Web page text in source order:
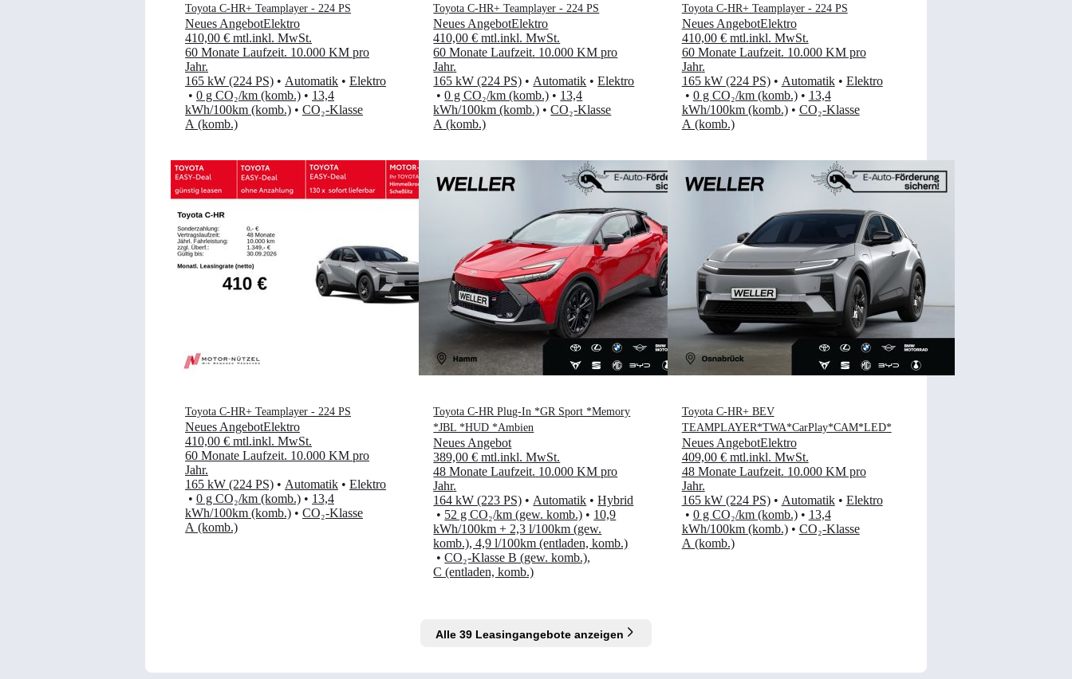
Toyota C-HR+ Teamplayer - 224 PS
Neues AngebotElektro
410,00 € mtl.inkl. MwSt.
60 Monate Laufzeit. 10.000 KM pro
Jahr.
165 kW (224 PS) • Automatik • Elektro
• 0 g CO₂/km (komb.) • 13,4
kWh/100km (komb.) • CO₂-Klasse
A (komb.)
Toyota C-HR+ Teamplayer - 224 PS
Neues AngebotElektro
410,00 € mtl.inkl. MwSt.
60 Monate Laufzeit. 10.000 KM pro
Jahr.
165 kW (224 PS) • Automatik • Elektro
• 0 g CO₂/km (komb.) • 13,4
kWh/100km (komb.) • CO₂-Klasse
A (komb.)
Toyota C-HR+ Teamplayer - 224 PS
Neues AngebotElektro
410,00 € mtl.inkl. MwSt.
60 Monate Laufzeit. 10.000 KM pro
Jahr.
165 kW (224 PS) • Automatik • Elektro
• 0 g CO₂/km (komb.) • 13,4
kWh/100km (komb.) • CO₂-Klasse
A (komb.)
Toyota C-HR+ Teamplayer - 224 PS
Neues AngebotElektro
410,00 € mtl.inkl. MwSt.
60 Monate Laufzeit. 10.000 KM pro
Jahr.
165 kW (224 PS) • Automatik • Elektro
• 0 g CO₂/km (komb.) • 13,4
kWh/100km (komb.) • CO₂-Klasse
A (komb.)
Toyota C-HR Plug-In *GR Sport *Memory
*JBL *HUD *Ambien
Neues Angebot
389,00 € mtl.inkl. MwSt.
48 Monate Laufzeit. 10.000 KM pro
Jahr.
164 kW (223 PS) • Automatik • Hybrid
• 52 g CO₂/km (gew. komb.) • 10,9
kWh/100km + 2,3 l/100km (gew.
komb.), 4,9 l/100km (entladen, komb.)
• CO₂-Klasse B (gew. komb.),
C (entladen, komb.)
Toyota C-HR+ BEV
TEAMPLAYER*TWA*CarPlay*CAM*LED*
Neues AngebotElektro
409,00 € mtl.inkl. MwSt.
48 Monate Laufzeit. 10.000 KM pro
Jahr.
165 kW (224 PS) • Automatik • Elektro
• 0 g CO₂/km (komb.) • 13,4
kWh/100km (komb.) • CO₂-Klasse
A (komb.)
Alle 39 Leasingangebote anzeigen